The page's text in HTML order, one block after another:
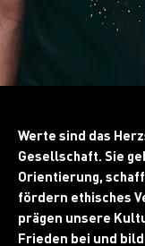
Werte sind das
Gesellschaft. Sie
Orientierung,
fördern ethisches
prägen unsere
Frieden bei und